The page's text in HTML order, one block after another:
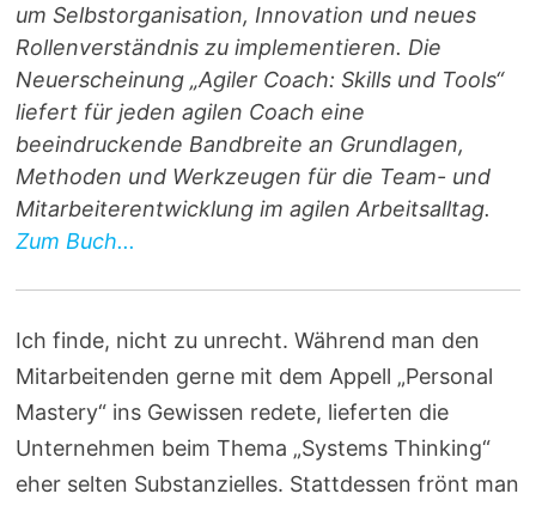
um Selbstorganisation, Innovation und neues
Rollenverständnis zu implementieren. Die
Neuerscheinung „Agiler Coach: Skills und Tools“
liefert für jeden agilen Coach eine
beeindruckende Bandbreite an Grundlagen,
Methoden und Werkzeugen für die Team- und
Mitarbeiterentwicklung im agilen Arbeitsalltag.
Zum Buch...
Ich finde, nicht zu unrecht. Während man den
Mitarbeitenden gerne mit dem Appell „Personal
Mastery“ ins Gewissen redete, lieferten die
Unternehmen beim Thema „Systems Thinking“
eher selten Substanzielles. Stattdessen frönt man